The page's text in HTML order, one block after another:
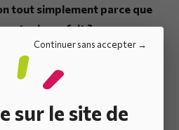
Continuer sans accepter
sur le site de
tout simplement parce que
a toujours fait ?
vs.